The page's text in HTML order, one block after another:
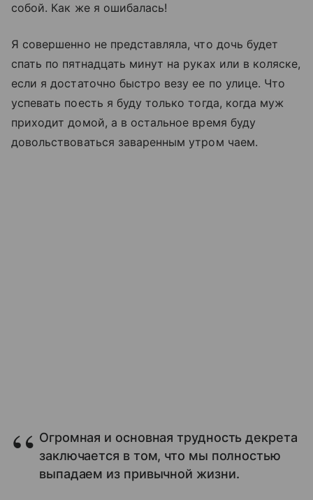
собой. Как же я ошибалась!
Я совершенно не представляла, что дочь будет
спать по пятнадцать минут на руках или в коляске,
если я достаточно быстро везу ее по улице. Что
успевать поесть я буду только тогда, когда муж
приходит домой, а в остальное время буду
довольствоваться заваренным утром чаем.
Огромная и основная трудность декрета
заключается в том, что мы полностью
выпадаем из привычной жизни.